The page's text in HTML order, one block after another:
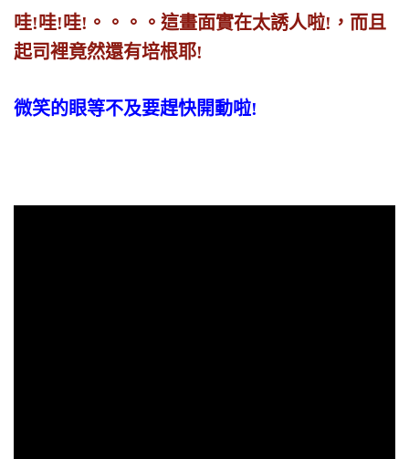
哇!哇!哇!。。。。這畫面實在太誘人啦!，而且
起司裡竟然還有培根耶!
微笑的眼等不及要趕快開動啦!